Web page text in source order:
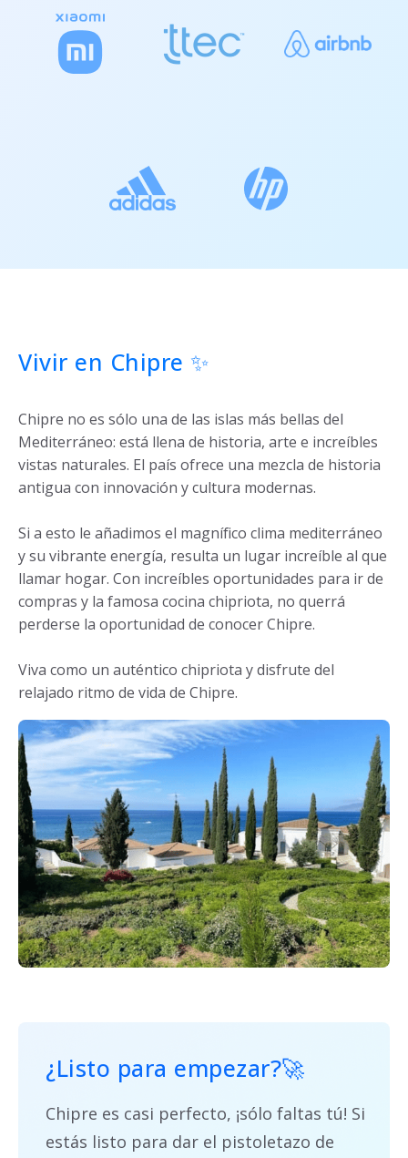
Vivir en Chipre ✨
Chipre no es sólo una de las islas más bellas del
Mediterráneo: está llena de historia, arte e increíbles
vistas naturales. El país ofrece una mezcla de historia
antigua con innovación y cultura modernas.
Si a esto le añadimos el magnífico clima mediterráneo
y su vibrante energía, resulta un lugar increíble al que
llamar hogar. Con increíbles oportunidades para ir de
compras y la famosa cocina chipriota, no querrá
perderse la oportunidad de conocer Chipre.
Viva como un auténtico chipriota y disfrute del
relajado ritmo de vida de Chipre.
¿Listo para empezar?🚀
Chipre es casi perfecto, ¡sólo faltas tú! Si
estás listo para dar el pistoletazo de